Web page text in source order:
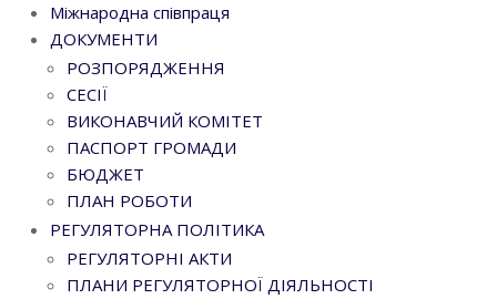
Міжнародна співпраця
ДОКУМЕНТИ
РОЗПОРЯДЖЕННЯ
СЕСІЇ
ВИКОНАВЧИЙ КОМІТЕТ
ПАСПОРТ ГРОМАДИ
БЮДЖЕТ
ПЛАН РОБОТИ
РЕГУЛЯТОРНА ПОЛІТИКА
РЕГУЛЯТОРНІ АКТИ
ПЛАНИ РЕГУЛЯТОРНОЇ ДІЯЛЬНОСТІ